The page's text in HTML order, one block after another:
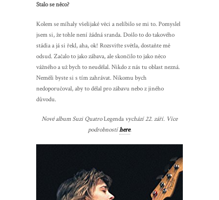
Stalo se něco?
Kolem se míhaly všelijaké věci a nelíbilo se mi to. Pomyslel
jsem si, že tohle není žádná sranda. Došlo to do takového
stádia a já si řekl, aha, ok! Rozsviťte světla, dostaňte mě
odsud. Začalo to jako zábava, ale skončilo to jako něco
vážného a už bych to neudělal. Nikdo z nás tu oblast nezná.
Neměli byste si s tím zahrávat. Nikomu bych
nedoporučoval, aby to dělal pro zábavu nebo z jiného
důvodu.
Nové album Suzi QuatroLegenda vychází 22. září. Více
podrobnostíhere.